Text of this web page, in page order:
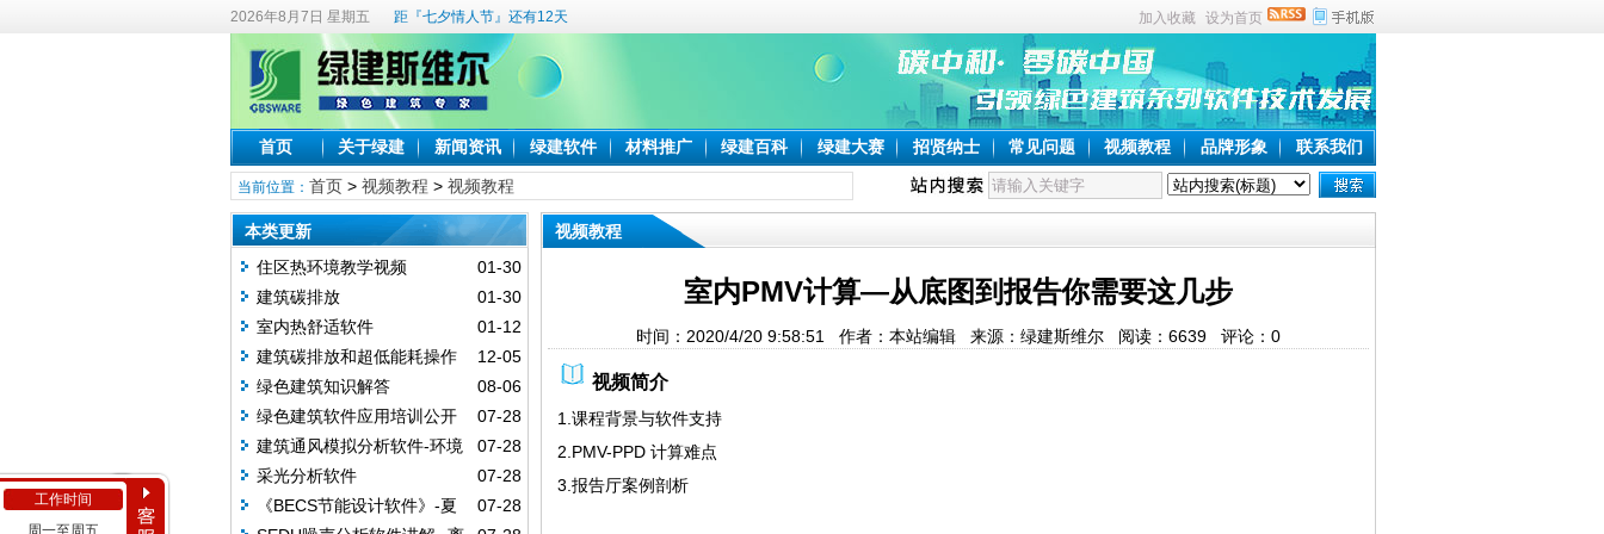
2026年8月7日 星期五 距『七夕情人节』还有12天 加入收藏 设为首页
首页 关于绿建 新闻资讯 绿建软件 材料推广 绿建百科 绿建大赛 招贤纳士 常见问题 视频教程 品牌形象 联系我们
当前位置： 首页> 视频教程 > 视频教程
视频教程
室内PMV计算—从底图到报告你需要这几步
时间：2020/4/20 9:58:51 作者：本站编辑 来源：绿建斯维尔 阅读： 6639评论： 0
视频简介
1.课程背景与软件支持
2.PMV-PPD 计算难点
3.报告厅案例剖析
本类更新
01-30
住区热环境教学视频
01-30
建筑碳排放
01-12
室内热舒适软件
12-05
建筑碳排放和超低能耗操作
演示
08-06
绿色建筑知识解答
07-28
绿色建筑软件应用培训公开
课
07-28
建筑通风模拟分析软件-环境
参数设置及分析技巧
07-28
采光分析软件
07-28
《BECS节能设计软件》-夏
工作时间
周一至周五